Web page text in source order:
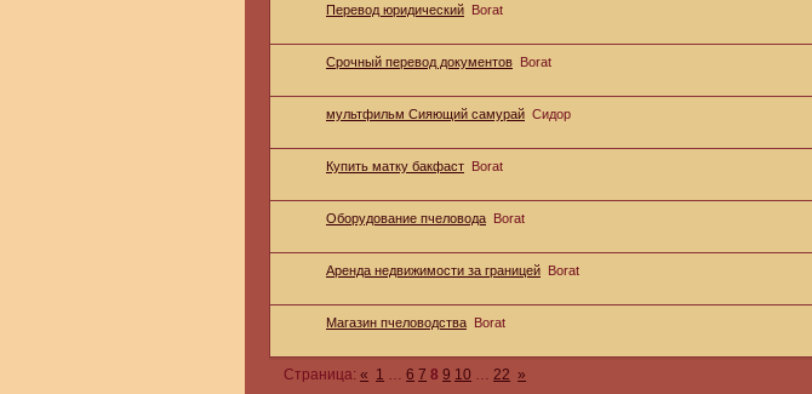
Перевод юридический Borat
Срочный перевод документов Borat
мультфильм Сияющий самурай Сидор
Купить матку бакфаст Borat
Оборудование пчеловода Borat
Аренда недвижимости за границей Borat
Магазин пчеловодства Borat
Страница:« 1 6 7 8 9 10 22 »